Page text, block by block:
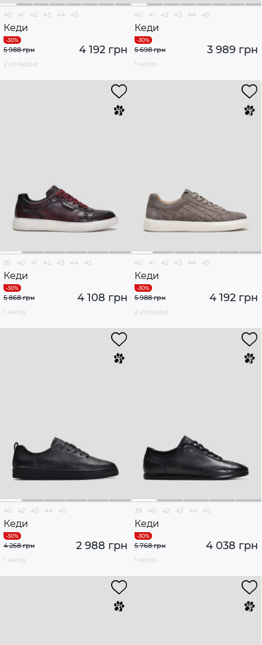
40 41 42 43 44 45
Кеди
4 192 грн
5 988 грн
2 кольори
40 41 42 43 44 45
Кеди
3 989 грн
5 698 грн
1 колір
39 40 41 42 43 44 45
Кеди
4 108 грн
5 868 грн
1 колір
40 41 42 43 44 45
Кеди
4 192 грн
5 988 грн
2 кольори
40 42 43 44 45
Кеди
2 988 грн
4 268 грн
1 колір
39 40 42 43 44 45
Кеди
4 038 грн
5 768 грн
1 колір